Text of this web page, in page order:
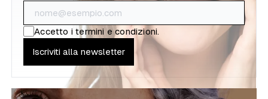
Accetto itermini e condizioni.
Iscriviti alla newsletter